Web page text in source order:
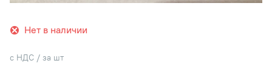
Нет в наличии
с НДС / за шт